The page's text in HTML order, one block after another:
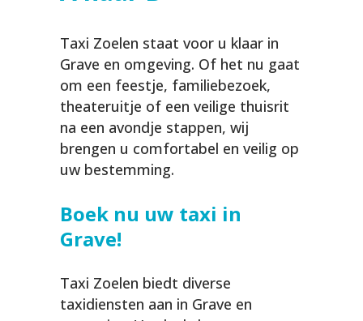
Taxi Zoelen staat voor u klaar in
Grave en omgeving. Of het nu gaat
om een feestje, familiebezoek,
theateruitje of een veilige thuisrit
na een avondje stappen, wij
brengen u comfortabel en veilig op
uw bestemming.
Boek nu uw taxi in
Grave!
Taxi Zoelen biedt diverse
taxidiensten aan in Grave en